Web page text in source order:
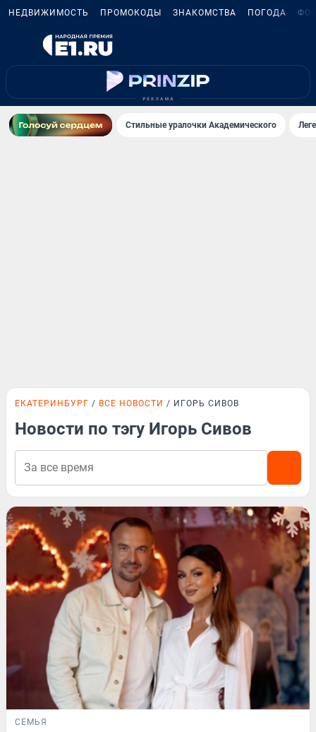
НЕДВИЖИМОСТЬ ПРОМОКОДЫ ЗНАКОМСТВА ПОГОДА
Стильные уралочки Академического
ЕКАТЕРИНБУРГ ВСЕ НОВОСТИ ИГОРЬ СИВОВ
Новости по тэгу Игорь Сивов
СЕМЬЯ